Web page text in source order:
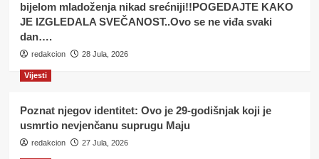
bijelom mladoženja nikad srećniji!!POGEDAJTE KAKO
JE IZGLEDALA SVEČANOST..Ovo se ne viđa svaki
dan….
redakcion 28 Jula, 2026
Vijesti
Poznat njegov identitet: Ovo je 29-godišnjak koji je
usmrtio nevjenčanu suprugu Maju
redakcion 27 Jula, 2026